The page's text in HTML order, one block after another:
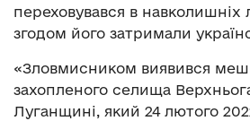
переховувався в навколишніх
згодом його затримали
«Зловмисником виявився
захопленого селища
Луганщині, який 24 лютого